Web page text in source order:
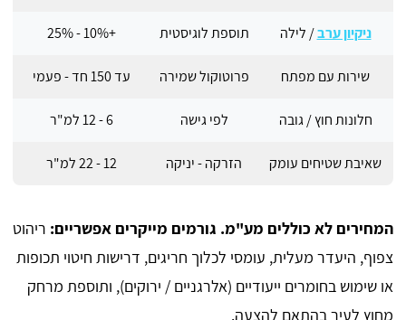
ניקיון ערב/ לילה תוספת לוגיסטית +10% - 25%
שירות עם מפתח פרוטוקול שמירה עד 150 חד - פעמי
חלונות חוץ / גובה לפי גישה 6 - 12 למ"ר
שאיבת שטיחים עומק הזרקה - יניקה 12 - 22 למ"ר
המחירים לא כוללים מע"מ. גורמים מייקרים אפשריים: ריהוט
צפוף, היעדר מעלית, עומסי לכלוך חריגים, דרישות חיטוי תכופות
או שימוש בחומרים ייעודיים (אלרגניים / ירוקים), ותוספת מרחק
מחוץ לעיר בהתאם להצעה.